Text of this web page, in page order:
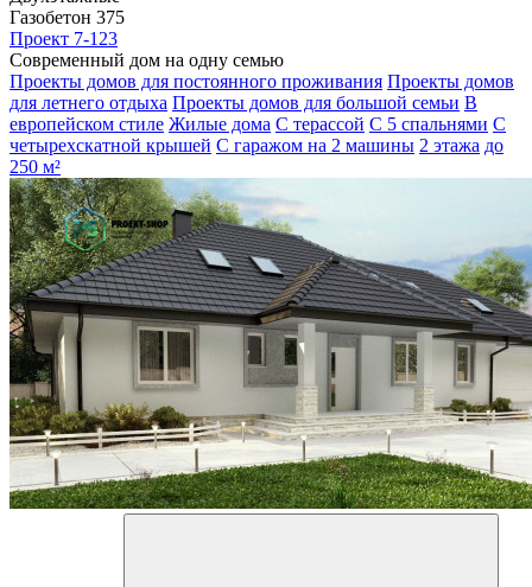
Газобетон 375
Проект 7-123
Современный дом на одну семью
Проекты домов для постоянного проживания Проекты домов
для летнего отдыха Проекты домов для большой семьи В
европейском стиле Жилые дома С терассой С 5 спальнями С
четырехскатной крышей С гаражом на 2 машины 2 этажа до
250 м²